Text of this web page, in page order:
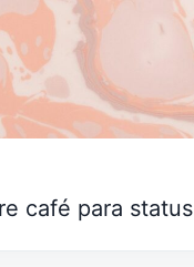
café para status